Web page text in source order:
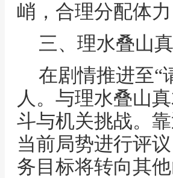
峭，合理分配体
三、理水叠山
在剧情推进至“
人。与理水叠山
斗与机关挑战。
当前局势进行评
务目标将转向其